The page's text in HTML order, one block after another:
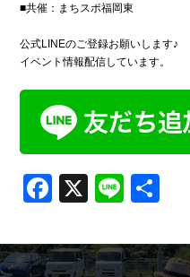
■共催：まちスポ福岡東
公式LINEのご登録お願いします♪
イベント情報配信しています。
Facebook
X Line